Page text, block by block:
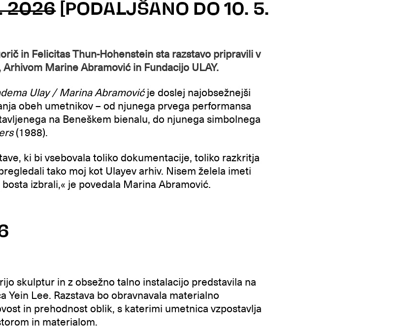
2026[PODALJŠANO DO 10. 5.
in Felicitas Thun-Hohenstein sta razstavo pripravili v
Marine Abramović in Fundacijo ULAY.
Ulay / Marina Abramovićje doslej najobsežnejši
obeh umetnikov – od njunega prvega performansa
na Beneškem bienalu, do njunega simbolnega
(1988).
ki bi vsebovala toliko dokumentacije, toliko razkritja
tako moj kot Ulayev arhiv. Nisem želela imeti
izbrali,« je povedala Marina Abramović.
skulptur in z obsežno talno instalacijo predstavila na
Yein Lee. Razstava bo obravnavala materialno
in prehodnost oblik, s katerimi umetnica vzpostavlja
in materialom.